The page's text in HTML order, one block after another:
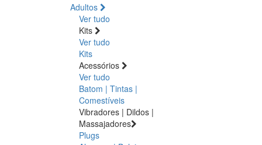
Adultos
Ver tudo
Kits
Ver tudo
Kits
Acessórios
Ver tudo
Batom | Tintas |
Comestíveis
Vibradores | Dildos |
Massajadores
Plugs